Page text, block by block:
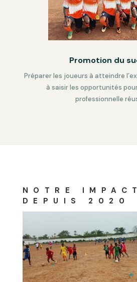
Promotion du
Préparer les joueurs à atteindre
à saisir les opportunités
professionnelle
NOTRE IMPACT
DEPUIS 2020